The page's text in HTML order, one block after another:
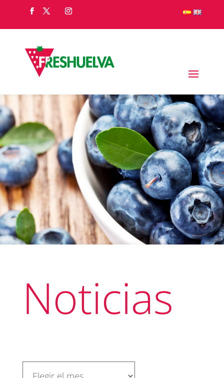
Noticias